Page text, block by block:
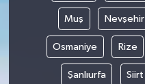
Muş Nevşehir
Osmaniye Rize
Şanlıurfa Siirt